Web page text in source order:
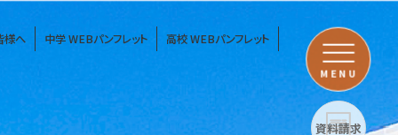
様へ 中学 WEBパンフレット 高校 WEBパンフレット
MENU
資料請求